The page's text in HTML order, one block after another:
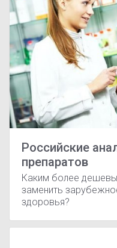
Российские
препаратов
Каким более
заменить
здоровья?